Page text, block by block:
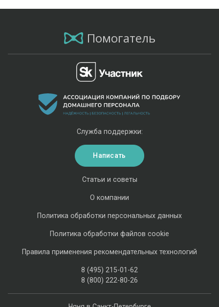
Помогатель
Статьи и советы
О компании
Политика обработки персональных данных
Политика обработки файлов cookie
Правила применения рекомендательных технологий
8 (495) 215-01-62
8 (800) 222-80-26
Служба поддержки:
Написать